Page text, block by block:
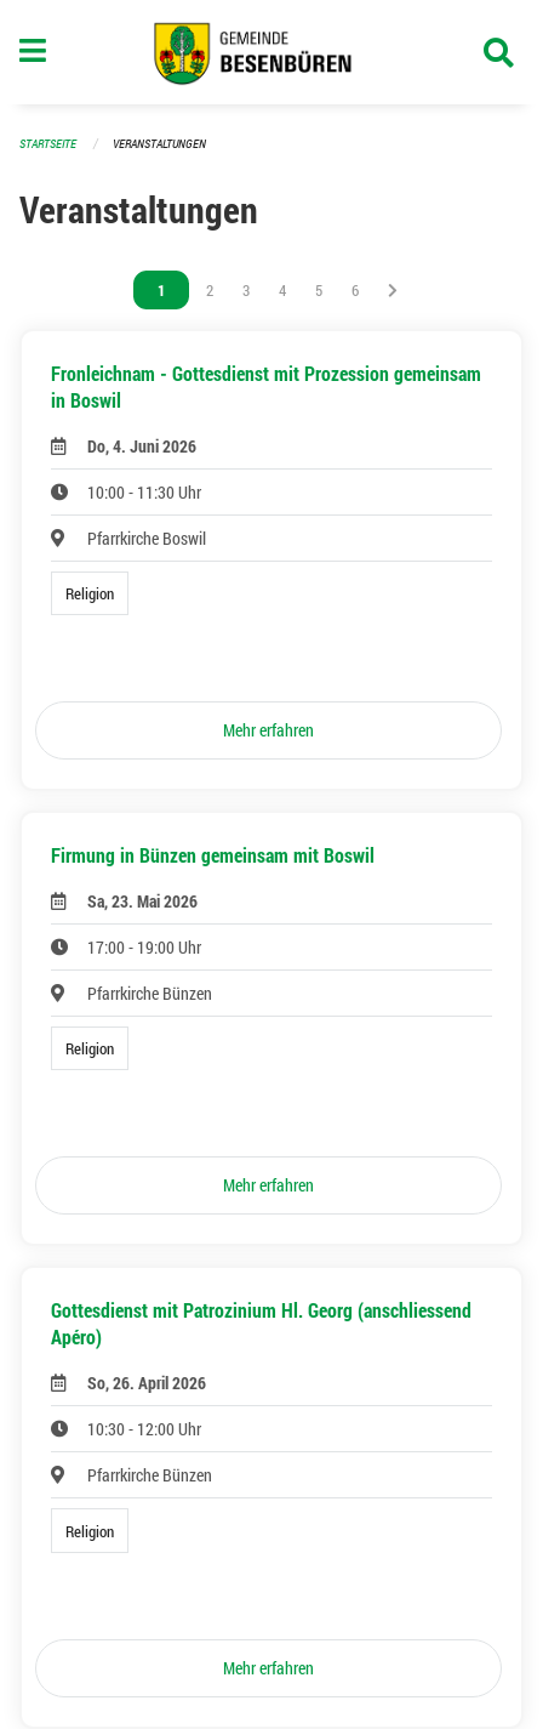
STARTSEITE VERANSTALTUNGEN
Veranstaltungen
Vous êtes sur la page
1 Vous êtes sur la page
2 Vous êtes sur la page
3 Vous êtes sur la page
4 Vous êtes sur la page
5 Vous êtes sur la page
6
Fronleichnam - Gottesdienst mit Prozession gemeinsam
in Boswil
Do, 4. Juni 2026
10:00 - 11:30 Uhr
Pfarrkirche Boswil
Religion
Mehr erfahren
Firmung in Bünzen gemeinsam mit Boswil
Sa, 23. Mai 2026
17:00 - 19:00 Uhr
Pfarrkirche Bünzen
Religion
Mehr erfahren
Gottesdienst mit Patrozinium Hl. Georg (anschliessend
Apéro)
So, 26. April 2026
10:30 - 12:00 Uhr
Pfarrkirche Bünzen
Religion
Mehr erfahren